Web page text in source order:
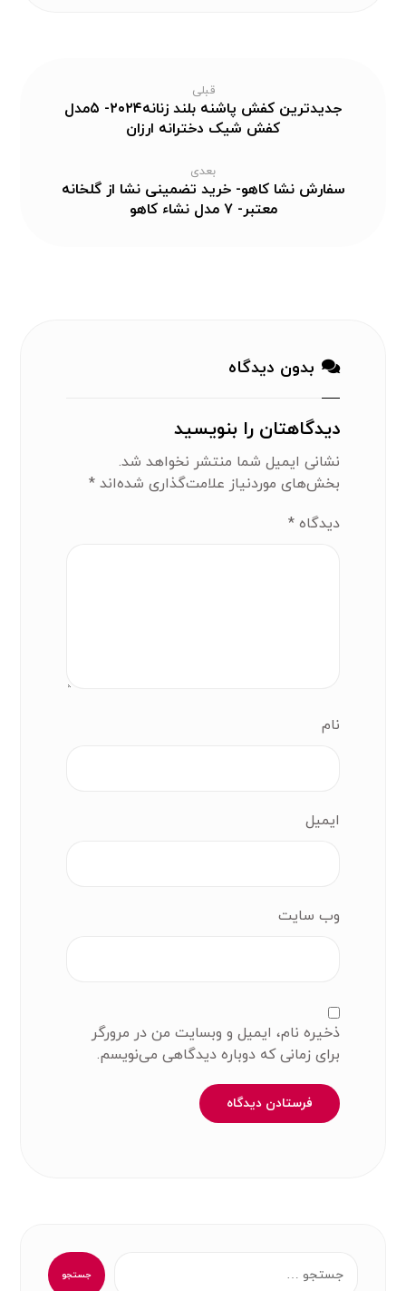
قبلی
جدیدترین کفش پاشنه بلند زنانه۲۰۲۴- ۵مدل
کفش شیک دخترانه ارزان
بعدی
سفارش نشا کاهو- خرید تضمینی نشا از گلخانه
معتبر- ۷ مدل نشاء کاهو
بدون دیدگاه
دیدگاهتان را بنویسید
نشانی ایمیل شما منتشر نخواهد شد.
بخش‌های موردنیاز علامت‌گذاری شده‌اند*
دیدگاه*
نام
ایمیل
وب‌ سایت
ذخیره نام، ایمیل و وبسایت من در مرورگر
برای زمانی که دوباره دیدگاهی می‌نویسم.
فرستادن دیدگاه
جستجو